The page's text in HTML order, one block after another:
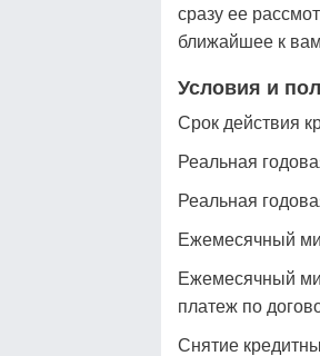
сразу ее
ближайшее к вам
Условия и
Срок действия
Реальная
Реальная
Ежемесячный
Ежемесячный
платеж по
Снятие